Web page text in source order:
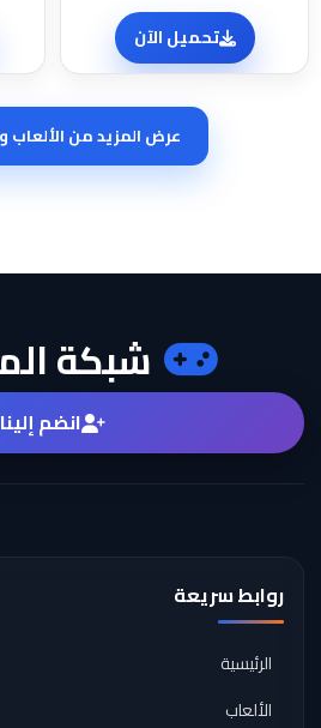
تحميل الآن
عرض المزيد من الألعاب
شبكة
انضم إلينا
روابط سريعة
الرئيسية
الألعاب